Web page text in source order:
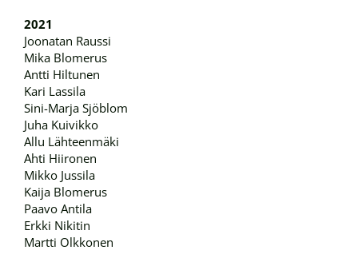
2021
Joonatan Raussi
Mika Blomerus
Antti Hiltunen
Kari Lassila
Sini-Marja Sjöblom
Juha Kuivikko
Allu Lähteenmäki
Ahti Hiironen
Mikko Jussila
Kaija Blomerus
Paavo Antila
Erkki Nikitin
Martti Olkkonen